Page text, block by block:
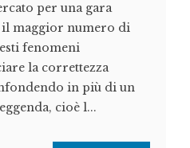
per una gara
il maggior numero di
fenomeni
la correttezza
in più di un
cioè l...